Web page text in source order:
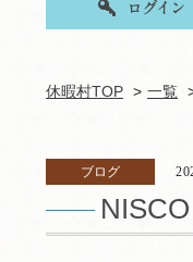
休暇村TOP 一覧
ブログ